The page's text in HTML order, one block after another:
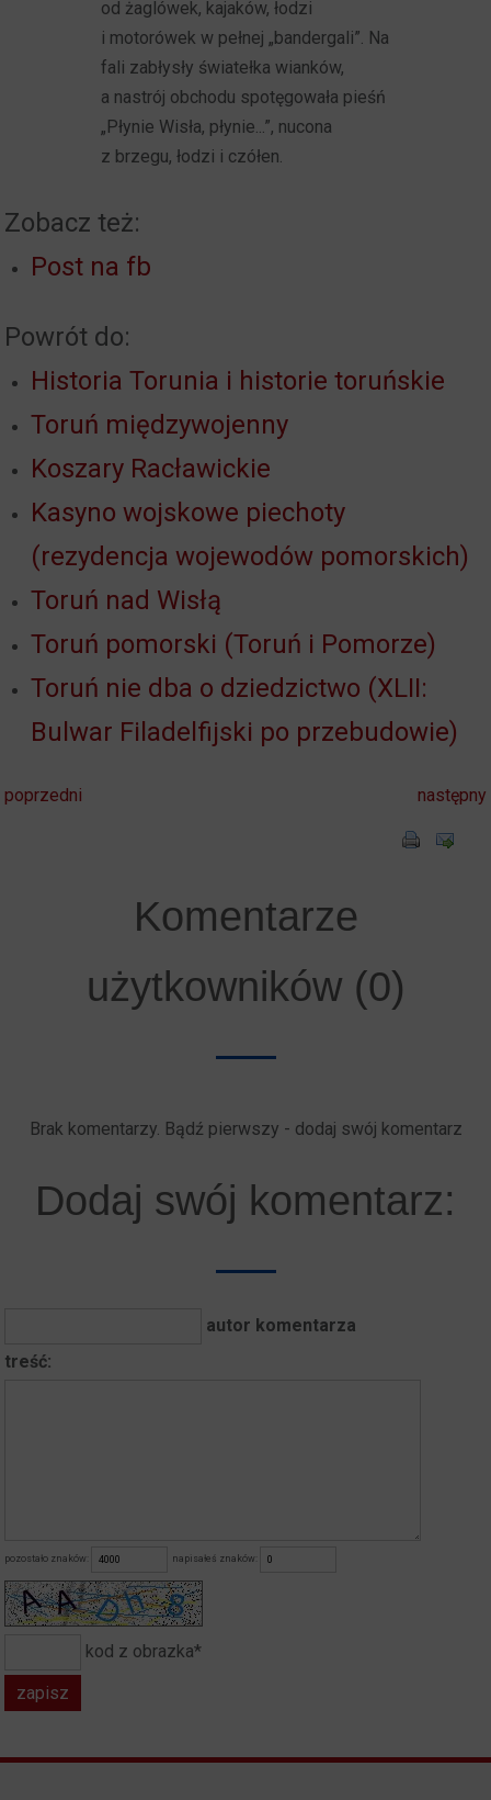
od żaglówek, kajaków, łodzi
i motorówek w pełnej „bandergali”. Na
fali zabłysły światełka wianków,
a nastrój obchodu spotęgowała pieśń
„Płynie Wisła, płynie...”, nucona
z brzegu, łodzi i czółen.
Zobacz też:
Post na fb
Powrót do:
Historia Torunia i historie toruńskie
Toruń międzywojenny
Koszary Racławickie
Kasyno wojskowe piechoty
(rezydencja wojewodów pomorskich)
Toruń nad Wisłą
Toruń pomorski (Toruń i Pomorze)
Toruń nie dba o dziedzictwo (XLII:
Bulwar Filadelfijski po przebudowie)
poprzedni następny
Komentarze
użytkowników (0)
Brak komentarzy. Bądź pierwszy - dodaj swój komentarz
Dodaj swój komentarz:
autor komentarza
treść:
pozostało znaków: napisałeś znaków:
kod z obrazka*